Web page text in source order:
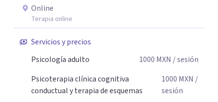
un privilegio acompañarte en este camino hacia una vida
con mayor bienestar y tranquilidad.
Online
Terapia online
Servicios y precios
Psicología adulto
1000 MXN / sesión
Psicoterapia clínica cognitiva
conductual y terapia de esquemas
1000 MXN /
sesión